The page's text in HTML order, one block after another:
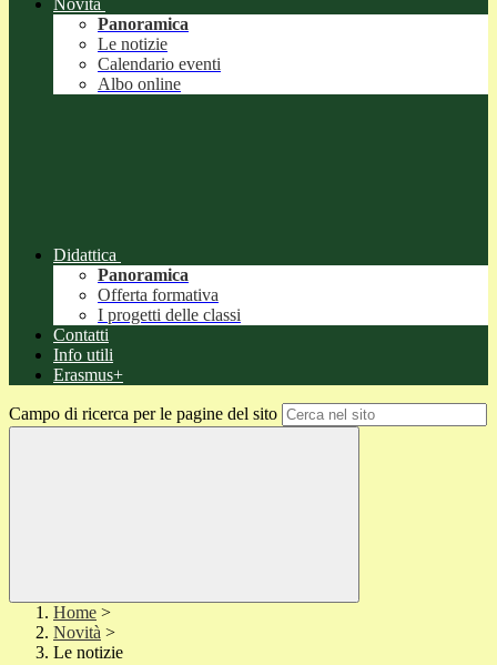
Novità
Panoramica
Le notizie
Calendario eventi
Albo online
Didattica
Panoramica
Offerta formativa
I progetti delle classi
Contatti
Info utili
Erasmus+
Campo di ricerca per le pagine del sito
Home >
Novità >
Le notizie